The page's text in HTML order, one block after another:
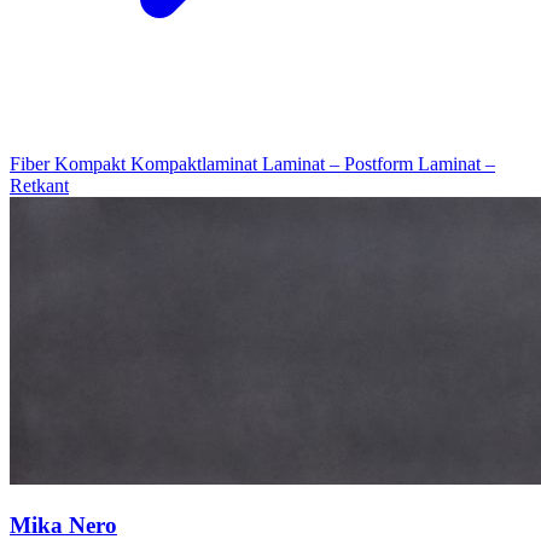
Fiber Kompakt Kompaktlaminat Laminat – Postform Laminat –
Retkant
Mika Nero